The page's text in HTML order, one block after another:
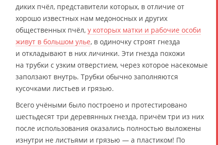
диких пчёл, представители которых, в отличие от
хорошо известных нам медоносных и других
общественных пчёл, у которых матки и рабочие особи
живут в большом улье, в одиночку строят гнезда
и откладывают в них личинки. Эти гнезда похожи
на трубки с узким отверстием, через которое насекомые
заползают внутрь. Трубки обычно заполняются
кусочками листьев и грязью.
Всего учёными было построено и протестировано
шестьдесят три деревянных гнезда, причём три из них
после использования оказались полностью выложены
изнутри не листьями и грязью — а пластиком! По